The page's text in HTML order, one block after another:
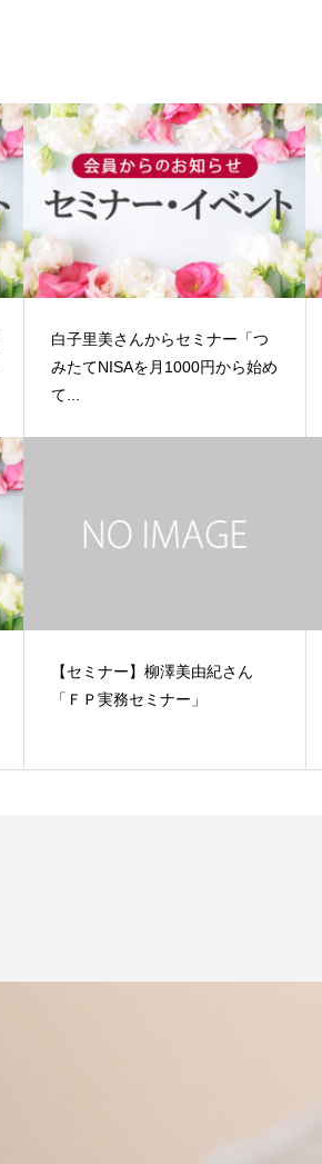
白子里美さんからセミナー「つ
みたてNISAを月1000円から始め
て...
【セミナー】柳澤美由紀さん
「ＦＰ実務セミナー」